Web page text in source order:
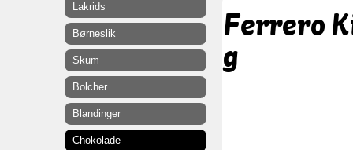
Ferrero
g
Lakrids
Børneslik
Skum
Bolcher
Blandinger
Chokolade